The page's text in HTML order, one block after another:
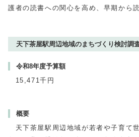
護者の読書への関心を高め、早期から
天下茶屋駅周辺地域のまちづくり検討調
令和8年度予算額
15,471千円
概要
天下茶屋駅周辺地域が若者や子育て